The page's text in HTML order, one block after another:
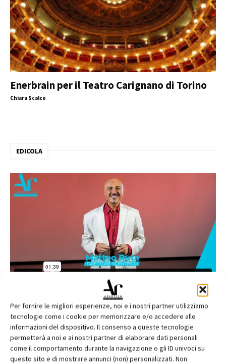
Per fornire le migliori esperienze, noi e i nostri partner utilizziamo
tecnologie come i cookie per memorizzare e/o accedere alle
informazioni del dispositivo. Il consenso a queste tecnologie
permetterà a noi e ai nostri partner di elaborare dati personali
come il comportamento durante la navigazione o gli ID univoci su
questo sito e di mostrare annunci (non) personalizzati. Non
Enerbrain per il Teatro Carignano di Torino
Chiara Scalco
EDICOLA